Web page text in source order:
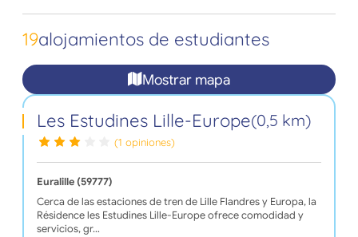
19alojamientos de estudiantes
Mostrar mapa
Les Estudines Lille-Europe(0,5 km)
(1 opiniones)
Euralille (59777)
Cerca de las estaciones de tren de Lille Flandres y Europa, la
Résidence les Estudines Lille-Europe ofrece comodidad y
servicios, gr…